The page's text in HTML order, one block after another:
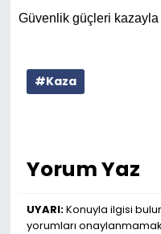
Güvenlik güçleri kazayla
#Kaza
Yorum Yaz
UYARI:Konuyla ilgisi
yorumları